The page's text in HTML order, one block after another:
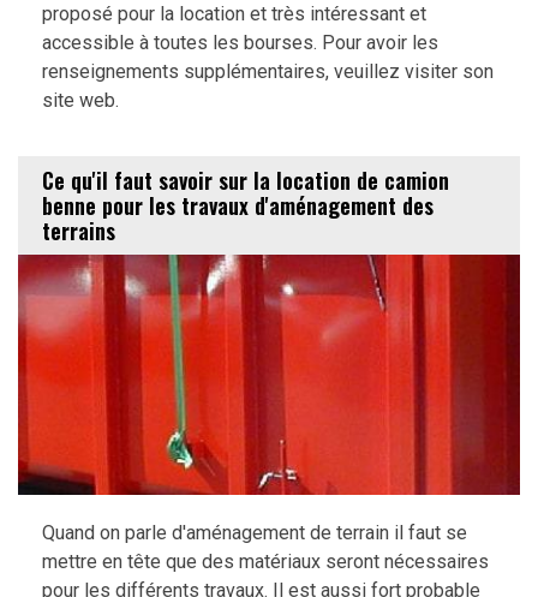
proposé pour la location et très intéressant et
accessible à toutes les bourses. Pour avoir les
renseignements supplémentaires, veuillez visiter son
site web.
Ce qu'il faut savoir sur la location de camion
benne pour les travaux d'aménagement des
terrains
Quand on parle d'aménagement de terrain il faut se
mettre en tête que des matériaux seront nécessaires
pour les différents travaux. Il est aussi fort probable